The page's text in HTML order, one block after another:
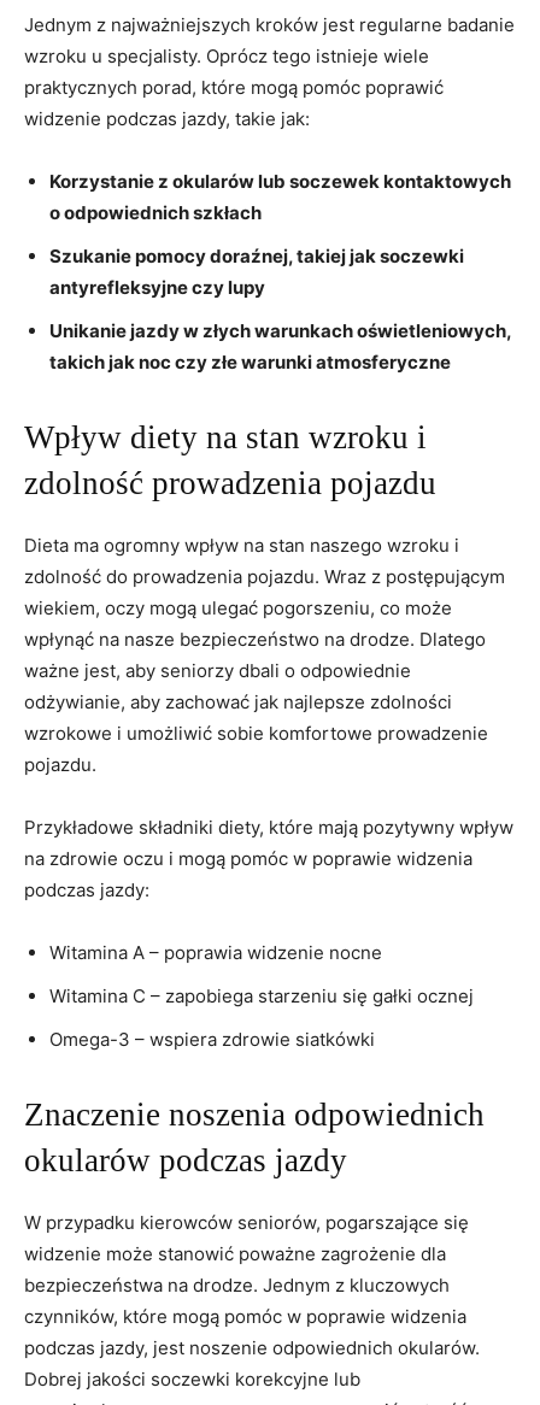
Jednym z najważniejszych​ kroków jest‌ regularne badanie
wzroku u specjalisty. Oprócz⁣ tego ⁢istnieje wiele
praktycznych porad, które mogą pomóc poprawić
widzenie podczas jazdy, takie ​jak:
Korzystanie​ z okularów ⁣lub soczewek kontaktowych
o odpowiednich szkłach
Szukanie ⁢pomocy doraźnej, takiej jak soczewki
‌antyrefleksyjne czy‍ lupy
Unikanie​ jazdy w złych⁣ warunkach oświetleniowych,
takich jak noc ⁣czy złe warunki‌ atmosferyczne
Wpływ‌ diety na stan wzroku i
zdolność⁤ prowadzenia pojazdu
Dieta ma ogromny wpływ na stan naszego ‍wzroku i
zdolność‌ do​ prowadzenia pojazdu. ⁢Wraz z ⁣postępującym ​
wiekiem,​ oczy mogą ulegać pogorszeniu,‍ co ⁢może
wpłynąć na nasze ⁢bezpieczeństwo ​na⁢ drodze. ‍Dlatego
ważne jest,‍ aby⁢ seniorzy dbali​ o ⁣odpowiednie
odżywianie, aby zachować jak najlepsze⁣ zdolności
wzrokowe i umożliwić sobie komfortowe prowadzenie
pojazdu.
Przykładowe składniki ​diety, które ‌mają⁢ pozytywny wpływ
na zdrowie oczu i mogą pomóc ‍w poprawie‌ widzenia
podczas ‍jazdy:
Witamina A – poprawia widzenie ​nocne
Witamina ⁣C – zapobiega ⁣starzeniu ⁢się gałki ocznej
Omega-3 – wspiera zdrowie ‍siatkówki
Znaczenie noszenia odpowiednich
okularów podczas‍ jazdy
W​ przypadku kierowców seniorów,‍ pogarszające się
widzenie może stanowić poważne zagrożenie​ dla⁤
bezpieczeństwa⁣ na drodze. Jednym⁣ z ​kluczowych
czynników, które⁢ mogą pomóc⁢ w⁤ poprawie widzenia
podczas jazdy, jest noszenie odpowiednich okularów.
Dobrej jakości soczewki korekcyjne lub